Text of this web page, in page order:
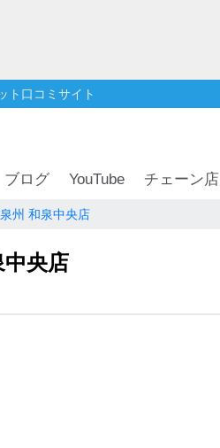
ト口コミサイト
ブログ YouTube チェーン店
州 和泉中央店
央店